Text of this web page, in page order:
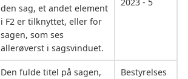
den sag, et andet element
i F2 er tilknyttet, eller for
sagen, som ses
allerøverst i sagsvinduet.
2023 - 5
Den fulde titel på sagen,
Bestyrelses